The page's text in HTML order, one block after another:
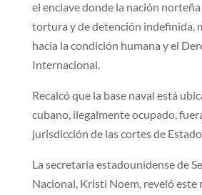
el enclave donde la nación
tortura y de detención indefinida,
hacia la condición humana y el
Internacional.
Recalcó que la base naval está
cubano, ilegalmente ocupado,
jurisdicción de las cortes de
La secretaria estadounidense de
Nacional, Kristi Noem, reveló este